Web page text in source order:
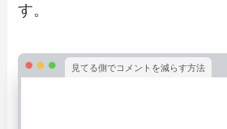
す。
見てる側でコメントを減らす方法